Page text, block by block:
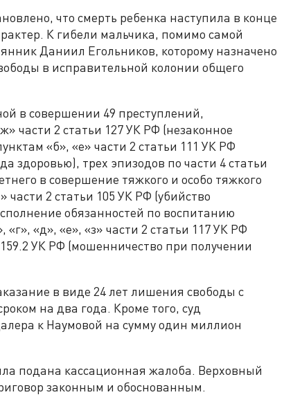
что смерть ребенка наступила в конце
К гибели мальчика, помимо самой
Даниил Егольников, которому назначено
в исправительной колонии общего
в совершении 49 преступлений,
части 2 статьи 127 УК РФ (незаконное
«б», «е» части 2 статьи 111 УК РФ
здоровью), трех эпизодов по части 4 статьи
в совершение тяжкого и особо тяжкого
части 2 статьи 105 УК РФ (убийство
обязанностей по воспитанию
«д», «е», «з» части 2 статьи 117 УК РФ
УК РФ (мошенничество при получении
в виде 24 лет лишения свободы с
на два года. Кроме того, суд
к Наумовой на сумму один миллион
подана кассационная жалоба. Верховный
законным и обоснованным.